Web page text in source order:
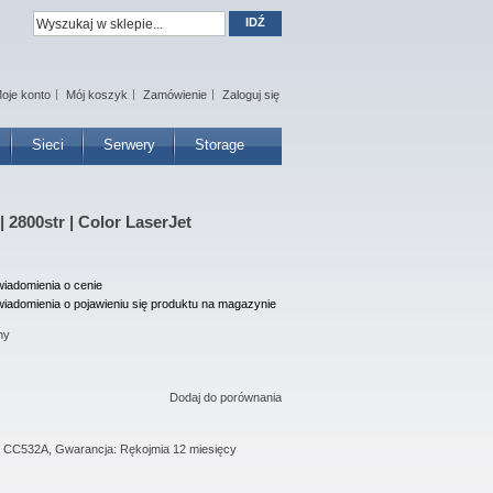
Sieci Serwery Storage
konto Mój koszyk Zamówienie Zaloguj się
IDŹ
2800str | Color LaserJet
o cenie
o pojawieniu się produktu na magazynie
Dodaj do porównania
Gwarancja: Rękojmia 12 miesięcy